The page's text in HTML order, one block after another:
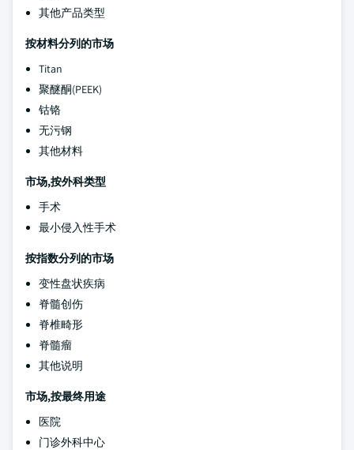
其他产品类型
按材料分列的市场
Titan
聚醚酮(PEEK)
钴铬
无污钢
其他材料
市场,按外科类型
手术
最小侵入性手术
按指数分列的市场
变性盘状疾病
脊髓创伤
脊椎畸形
脊髓瘤
其他说明
市场,按最终用途
医院
门诊外科中心